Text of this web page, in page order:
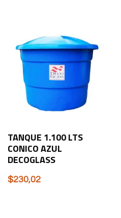
TANQUE 1.100 LTS
CONICO AZUL
DECOGLASS
$230,02